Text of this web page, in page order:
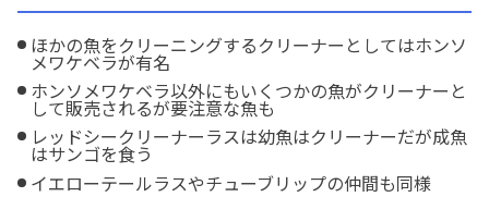
ほかの魚をクリーニングするクリーナーとしてはホンソ
メワケベラが有名
ホンソメワケベラ以外にもいくつかの魚がクリーナーと
して販売されるが要注意な魚も
レッドシークリーナーラスは幼魚はクリーナーだが成魚
はサンゴを食う
イエローテールラスやチューブリップの仲間も同様